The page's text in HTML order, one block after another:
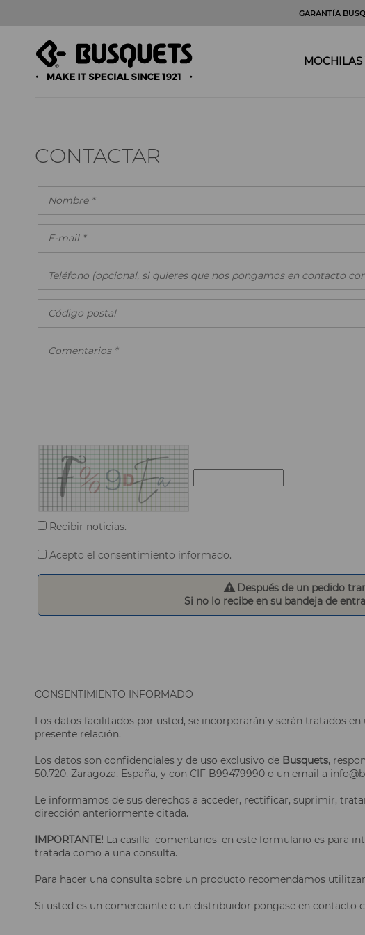
GARANTÍA
CONTACTAR
Recibir noticias.
Acepto el consentimiento informado.
Después de un pedido
Si no lo recibe en su bandeja de
CONSENTIMIENTO INFORMADO
Los datos facilitados por usted, se incorporarán y serán tratados
presente relación.
Los datos son confidenciales y de uso exclusivo de Busquets,
50.720, Zaragoza, España, y con CIF B99479990 o un email a
Le informamos de sus derechos a acceder, rectificar, suprimir,
dirección anteriormente citada.
IMPORTANTE! La casilla 'comentarios' en este formulario es para
tratada como a una consulta.
Para hacer una consulta sobre un producto recomendamos
Si usted es un comerciante o un distribuidor pongase en contacto